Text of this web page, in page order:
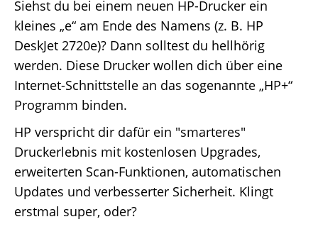
Siehst du bei einem neuen HP-Drucker ein
kleines „e“ am Ende des Namens (z. B. HP
DeskJet 2720e)? Dann solltest du hellhörig
werden. Diese Drucker wollen dich über eine
Internet-Schnittstelle an das sogenannte „HP+“
Programm binden.
HP verspricht dir dafür ein "smarteres"
Druckerlebnis mit kostenlosen Upgrades,
erweiterten Scan-Funktionen, automatischen
Updates und verbesserter Sicherheit. Klingt
erstmal super, oder?